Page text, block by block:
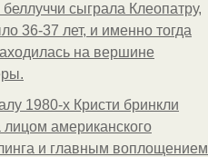
беллуччи сыграла Клеопатру,
36-37 лет, и именно тогда
на вершине
1980-х Кристи бринкли
лицом американского
и главным воплощением